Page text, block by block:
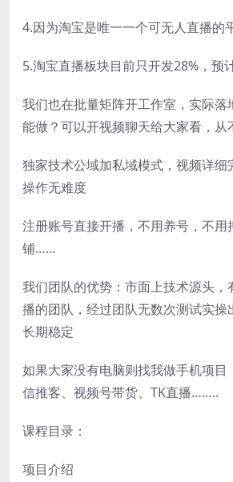
4.因为淘宝是唯一一个可无人直播的
5.淘宝直播板块目前只开发28%，预
我们也在批量矩阵开工作室，实际落
能做？可以开视频聊天给大家看，从
独家技术公域加私域模式，视频详细
操作无难度
注册账号直接开播，不用养号，不用
铺……
我们团队的优势：市面上技术源头，
播的团队，经过团队无数次测试实操
长期稳定
如果大家没有电脑则找我做手机项目
信推客、视频号带货、TK直播……..
课程目录：
项目介绍